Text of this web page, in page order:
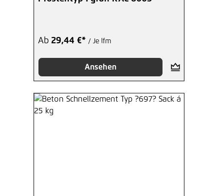
Ab 29,44 €* / Je lfm
Ansehen